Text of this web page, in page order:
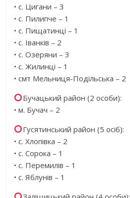
• с. Цигани – 3
• с. Пилипче – 1
• с. Пищатинці – 1
• с. Іванків – 2
• с. Озеряни – 3
• с. Жилинці – 1
• смт Мельниця-Подільська – 2
Бучацький район (2 особи):
• м. Бучач – 2
Гусятинський район (5 осіб):
• с. Хлопівка – 2
• с. Сорока – 1
• с. Перемилів – 1
• с. Яблунів – 1